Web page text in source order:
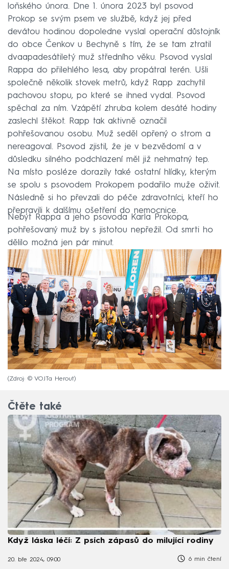
loňského února. Dne 1. února 2023 byl psovod
Prokop se svým psem ve službě, když jej před
devátou hodinou dopoledne vyslal operační důstojník
do obce Čenkov u Bechyně s tím, že se tam ztratil
dvaapadesátiletý muž středního věku. Psovod vyslal
Rappa do přilehlého lesa, aby propátral terén. Ušli
společně několik stovek metrů, když Rapp zachytil
pachovou stopu, po které se ihned vydal. Psovod
spěchal za ním. Vzápětí zhruba kolem desáté hodiny
zaslechl štěkot. Rapp tak aktivně označil
pohřešovanou osobu. Muž seděl opřený o strom a
nereagoval. Psovod zjistil, že je v bezvědomí a v
důsledku silného podchlazení měl již nehmatný tep.
Na místo posléze dorazily také ostatní hlídky, kterým
se spolu s psovodem Prokopem podařilo muže oživit.
Následně si ho převzali do péče zdravotníci, kteří ho
přepravili k dalšímu ošetření do nemocnice.
Nebýt Rappa a jeho psovoda Karla Prokopa,
pohřešovaný muž by s jistotou nepřežil. Od smrti ho
dělilo možná jen pár minut.
Zdroj: © VOJTa Herout
Čtěte také
Když láska léčí: Z psích zápasů do milující rodiny
20. bře 2024, 09:00 6 min čtení